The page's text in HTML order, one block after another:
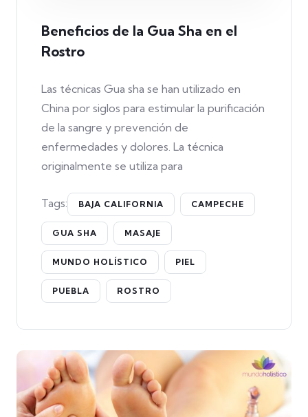
Beneficios de la Gua Sha en el
Rostro
Las técnicas Gua sha se han utilizado en
China por siglos para estimular la purificación
de la sangre y prevención de
enfermedades y dolores. La técnica
originalmente se utiliza para
Tags: BAJA CALIFORNIA CAMPECHE
GUA SHA MASAJE
MUNDO HOLÍSTICO PIEL
PUEBLA ROSTRO